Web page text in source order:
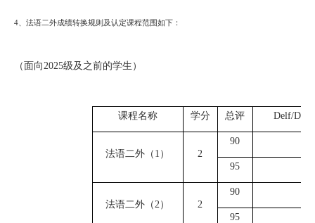
4、 法语二外成绩转换规则及认定课程范围如下：
（面向 2025级及之前的学生）
课程名称 学分 总评 Delf/
法语二外（ 1） 2
90
95
法语二外（ 2 ） 2
90
95